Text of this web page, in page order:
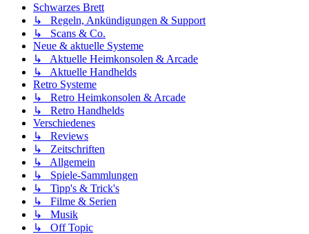
Schwarzes Brett
↳ Regeln, Ankündigungen & Support
↳ Scans & Co.
Neue & aktuelle Systeme
↳ Aktuelle Heimkonsolen & Arcade
↳ Aktuelle Handhelds
Retro Systeme
↳ Retro Heimkonsolen & Arcade
↳ Retro Handhelds
Verschiedenes
↳ Reviews
↳ Zeitschriften
↳ Allgemein
↳ Spiele-Sammlungen
↳ Tipp's & Trick's
↳ Filme & Serien
↳ Musik
↳ Off Topic